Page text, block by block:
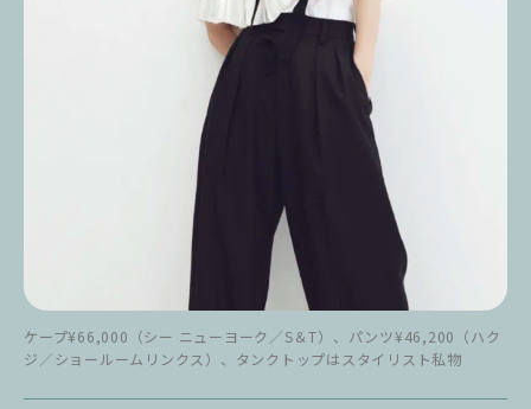
ケープ¥66,000（シー ニューヨーク／S＆T）、パンツ¥46,200（ハク
ジ／ショールームリンクス）、タンクトップはスタイリスト私物